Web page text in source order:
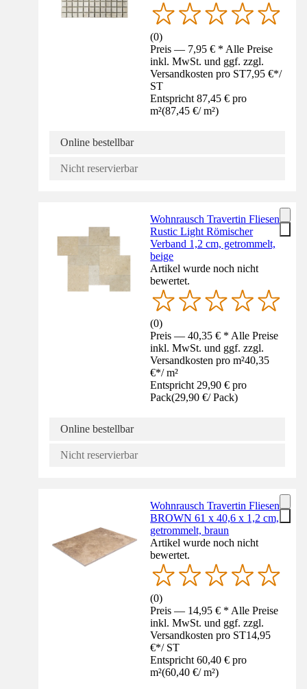
(0)
Preis — 7,95 € * Alle Preise
inkl. MwSt. und ggf. zzgl.
Versandkosten pro ST7,95 €*/
ST
Entspricht 87,45 € pro
m²(87,45 €/ m²)
Online bestellbar
Nicht reservierbar
Wohnrausch Travertin Fliesen
Rustic Light Römischer
Verband 1,2 cm, getrommelt,
beige
Artikel wurde noch nicht
bewertet.
(0)
Preis — 40,35 € * Alle Preise
inkl. MwSt. und ggf. zzgl.
Versandkosten pro m²40,35
€*/ m²
Entspricht 29,90 € pro
Pack(29,90 €/ Pack)
Online bestellbar
Nicht reservierbar
Wohnrausch Travertin Fliesen
BROWN 61 x 40,6 x 1,2 cm,
getrommelt, braun
Artikel wurde noch nicht
bewertet.
(0)
Preis — 14,95 € * Alle Preise
inkl. MwSt. und ggf. zzgl.
Versandkosten pro ST14,95
€*/ ST
Entspricht 60,40 € pro
m²(60,40 €/ m²)